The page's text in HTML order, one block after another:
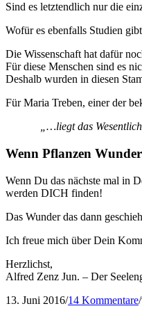
Sind es letztendlich nur die
Wofür es ebenfalls Studien
Die Wissenschaft hat dafür
Für diese Menschen sind es
Deshalb wurden in diesen
Für Maria Treben, einer der
„…liegt das
Wenn Pflanzen
Wenn Du das nächste mal in
werden DICH finden!
Das Wunder das dann
Ich freue mich über Dein
Herzlichst,
Alfred Zenz Jun. – Der
13. Juni 2016/14 Kommentare/